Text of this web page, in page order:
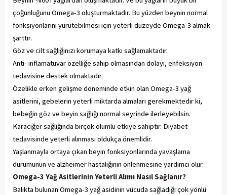
çoğunluğunu Omega-3 oluşturmaktadır. Bu yüzden beynin normal
fonksiyonlarını yürütebilmesi için yeterli düzeyde Omega-3 almak
şarttır.
Göz ve cilt sağlığınızı korumaya katkı sağlamaktadır.
Anti- inflamatuvar özelliğe sahip olmasından dolayı, enfeksiyon
tedavisine destek olmaktadır.
Özelikle erken gelişme döneminde etkin olan Omega-3 yağ
asitlerini, gebelerin yeterli miktarda almaları gerekmektedir ki,
bebeğin göz ve beyin sağlığı normal seyrinde ilerleyebilsin.
Karaciğer sağlığında birçok olumlu etkiye sahiptir. Diyabet
tedavisinde yeterli alınması oldukça önemlidir.
Yaşlanmayla ortaya çıkan beyin fonksiyonlarında yavaşlama
durumunun ve alzheimer hastalığının önlenmesine yardımcı olur.
Omega-3 Yağ Asitlerinin Yeterli Alımı Nasıl Sağlanır?
Balıkta bulunan Omega-3 yağ asidinin vücuda sağladığı çok yönlü